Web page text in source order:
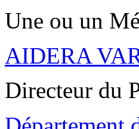
Une ou un
AIDERA
Directeur du